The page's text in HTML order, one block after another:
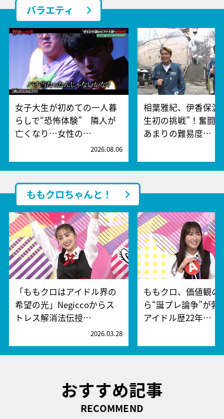
バラエティ
女子大生が初めての一人暮
らしで“恐怖体験” 隣人が
亡くなり…女性の…
2026.08.06
相葉雅紀、伊香保温
生初の挑戦”！奮闘
あまりの難易度…
ももクロちゃんと！
「ももクロはアイドル界の
希望の光」Negiccoからス
トレス解消法伝授…
2026.03.28
ももクロ、価値観の
ら“誕プレ論争”が
アイドル歴22年…
おすすめ記事
RECOMMEND